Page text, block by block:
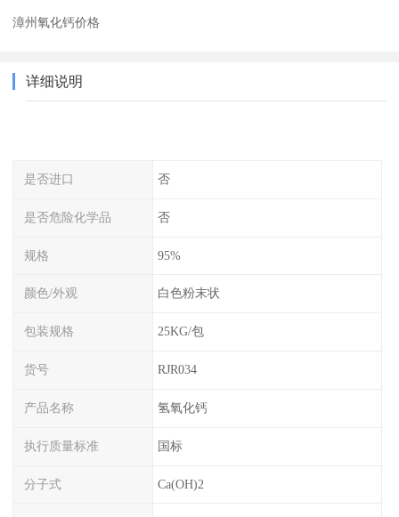
漳州氧化钙价格
详细说明
是否进口 否
是否危险化学品 否
规格 95%
颜色/外观 白色粉末状
包装规格 25KG/包
货号 RJR034
产品名称 氢氧化钙
执行质量标准 国标
分子式 Ca(OH)2